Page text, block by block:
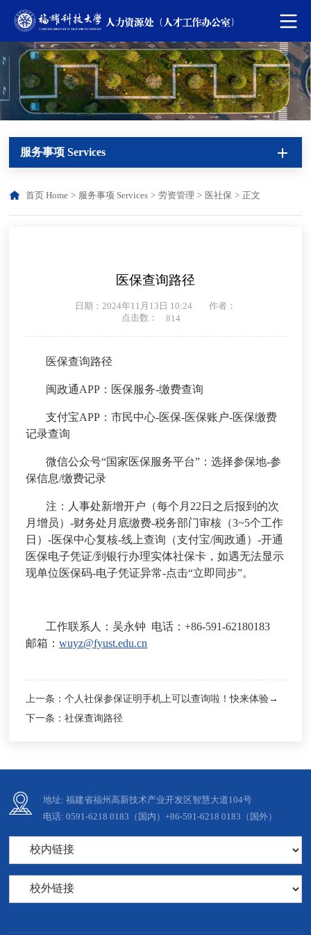
服务事项 Services
首页 Home > 服务事项 Services > 劳资管理 > 医社保 > 正文
医保查询路径
日期：2024年11月13日 10:24
作者：
点击数：
814
医保查询路径
闽政通APP：医保服务-缴费查询
支付宝APP：市民中心-医保-医保账户-医保缴费
记录查询
微信公众号“国家医保服务平台”：选择参保地-参
保信息/缴费记录
注：人事处新增开户（每个月22日之后报到的次
月增员）-财务处月底缴费-税务部门审核（3~5个工作
日）-医保中心复核-线上查询（支付宝/闽政通）-开通
医保电子凭证/到银行办理实体社保卡，如遇无法显示
现单位医保码-电子凭证异常-点击“立即同步”。
工作联系人：吴永钟 电话：+86-591-62180183
邮箱：wuyz@fyust.edu.cn
上一条：个人社保参保证明手机上可以查询啦！快来体验→
下一条：社保查询路径
地址: 福建省福州高新技术产业开发区智慧大道104号
电话: 0591-6218 0183（国内）+86-591-6218 0183（国外）